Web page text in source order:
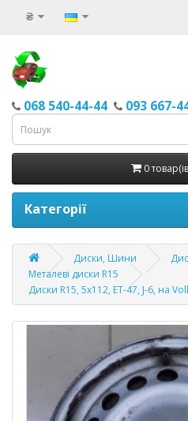
₴
068 540-44-44 093 667-
0
Категорії
Диски, Шини
Металеві диски R15
Диски R15, 5x112, ET-47, J-6, на